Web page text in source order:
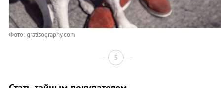
Фото: gratisography.com
5